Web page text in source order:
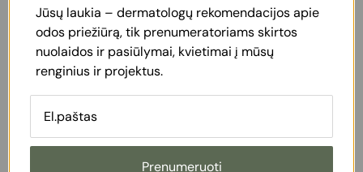
Panašios paslaugos
Jūsų laukia – dermatologų rekomendacijos apie
odos priežiūrą, tik prenumeratoriams skirtos
nuolaidos ir pasiūlymai, kvietimai į mūsų
renginius ir projektus.
Prenumeruoti